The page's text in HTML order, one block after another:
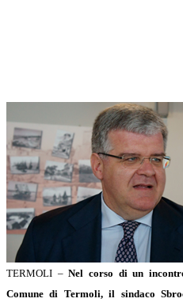
TERMOLI –Nel corso di un
Comune di Termoli, il sindaco